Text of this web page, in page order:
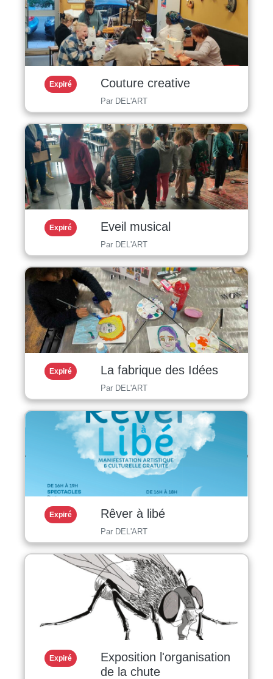
Expiré Couture creative
Par DEL'ART
Expiré Eveil musical
Par DEL'ART
Expiré La fabrique des Idées
Par DEL'ART
Expiré Rêver à libé
Par DEL'ART
Expiré
Exposition l'organisation
de la chute